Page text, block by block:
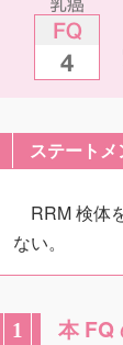
ステートメ
RRM 検体
ない。
1 本 FQ